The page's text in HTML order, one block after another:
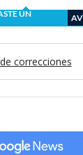
UN
correcciones